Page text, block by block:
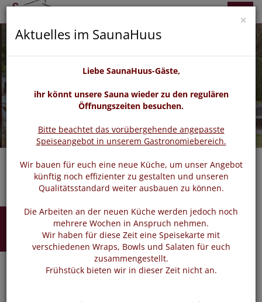
zurück
Buchen
×
Aktuelles im SaunaHuus
Liebe SaunaHuus-Gäste,
ihr könnt unsere Sauna wieder zu den regulären
Öffnungszeiten besuchen.
Bitte beachtet das vorübergehende angepasste
Speiseangebot in unserem Gastronomiebereich.
Wir bauen für euch eine neue Küche, um unser Angebot
künftig noch effizienter zu gestalten und unseren
Qualitätsstandard weiter ausbauen zu können.
Die Arbeiten an der neuen Küche werden jedoch noch
mehrere Wochen in Anspruch nehmen.
Wir haben für diese Zeit eine Speisekarte mit
verschiedenen Wraps, Bowls und Salaten für euch
zusammengestellt.
Frühstück bieten wir in dieser Zeit nicht an.